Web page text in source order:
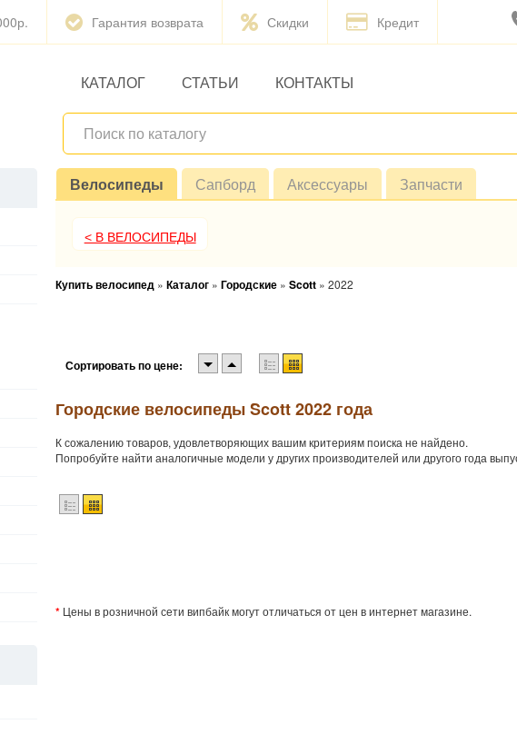
Гарантия возврата Скидки Кредит
КАТАЛОГ СТАТЬИ КОНТАКТЫ
Велосипеды Сапборд Аксессуары Запчасти
< В ВЕЛОСИПЕДЫ
Купить велосипед » Каталог » Городские » Scott » 2022
Сортировать по цене:
Городские велосипеды Scott 2022 года
К сожалению товаров, удовлетворяющих вашим критериям поиска не найдено.
Попробуйте найти аналогичные модели у других производителей или другого года
* Цены в розничной сети випбайк могут отличаться от цен в интернет магазине.